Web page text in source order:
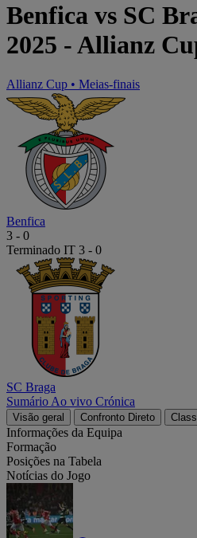
Benfica vs SC
2025 - Allianz
Allianz Cup • Meias-finais
Benfica
3 - 0
Terminado IT 3 - 0
SC Braga
Sumário Ao vivo Crónica
Visão geral Confronto Direto
Informações da Equipa
Formação
Posições na Tabela
Notícias do Jogo